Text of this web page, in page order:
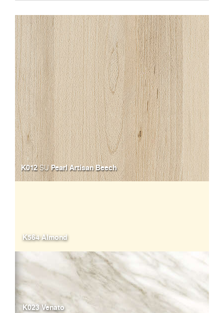
K012SUPearl Artisan Beech
K564 Almond
K023 Venato